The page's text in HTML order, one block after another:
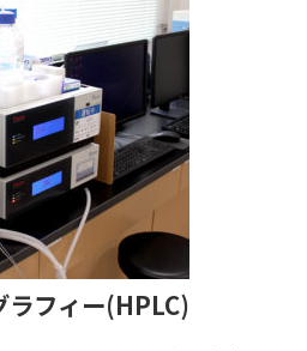
ラフィー(HPLC)